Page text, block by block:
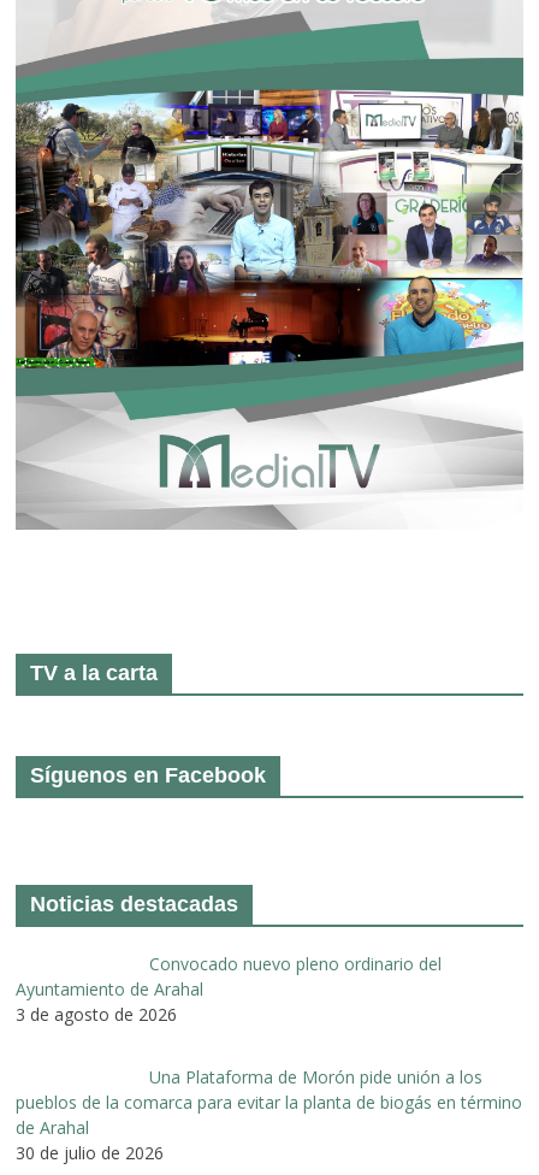
TV a la carta
Síguenos en Facebook
Noticias destacadas
Convocado nuevo pleno ordinario del
Ayuntamiento de Arahal
3 de agosto de 2026
Una Plataforma de Morón pide unión a los
pueblos de la comarca para evitar la planta de biogás en término
de Arahal
30 de julio de 2026